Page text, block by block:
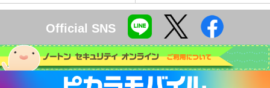
Official SNS